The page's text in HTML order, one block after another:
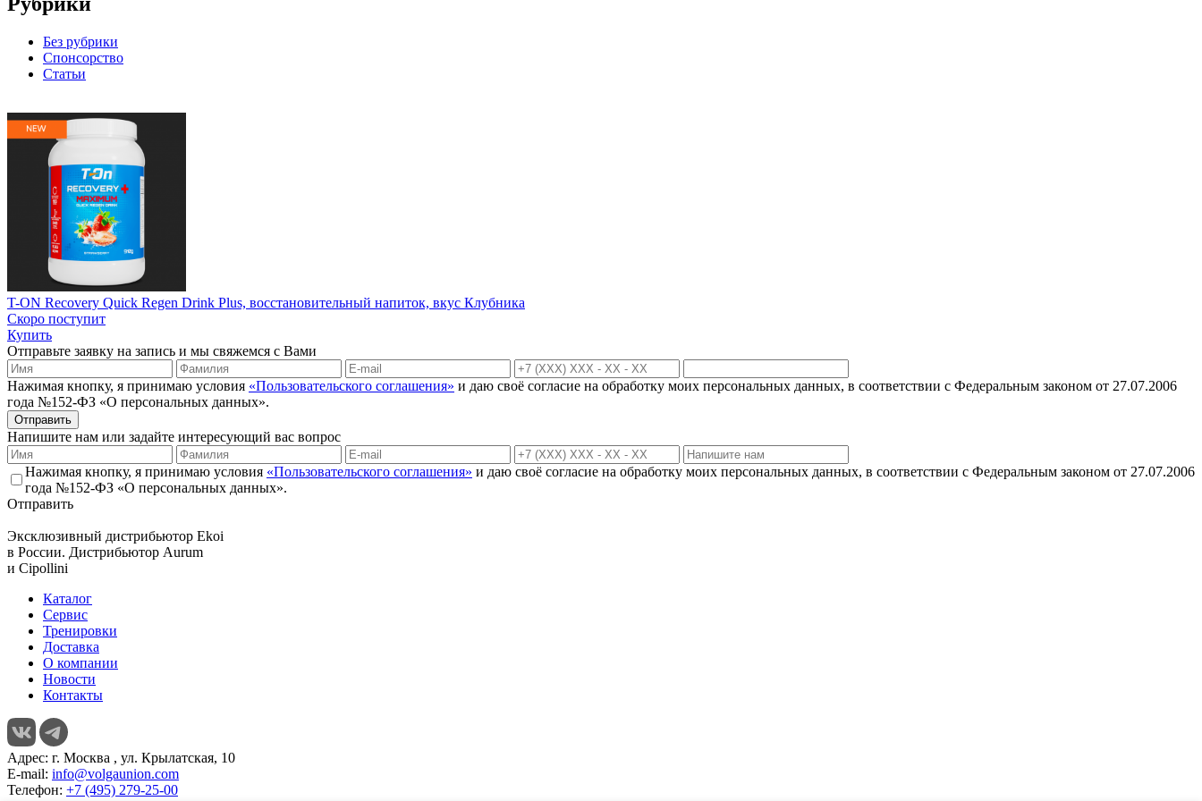
Без рубрики
Спонсорство
Статьи
T-ON Recovery Quick Regen Drink Plus, восстановительный напиток, вкус Клубника
Скоро поступит
Купить
Отправьте заявку на запись и мы свяжемся с Вами
Нажимая кнопку, я принимаю условия «Пользовательского соглашения» и даю своё согласие на обработку моих персональных данных, в соответствии с Федеральным законом от 27.07.2006
года №152-ФЗ «О персональных данных».
Отправить
Напишите нам или задайте интересующий вас вопрос
Нажимая кнопку, я принимаю условия «Пользовательского соглашения» и даю своё согласие на обработку моих персональных данных, в соответствии с Федеральным законом от 27.07.2006
года №152-ФЗ «О персональных данных».
Отправить
Эксклюзивный дистрибьютор Ekoi
в России. Дистрибьютор Aurum
и Cipollini
Каталог
Сервис
Тренировки
Доставка
О компании
Новости
Контакты
Адрес: г. Москва , ул. Крылатская, 10
E-mail: info@volgaunion.com
Телефон: +7 (495) 279-25-00